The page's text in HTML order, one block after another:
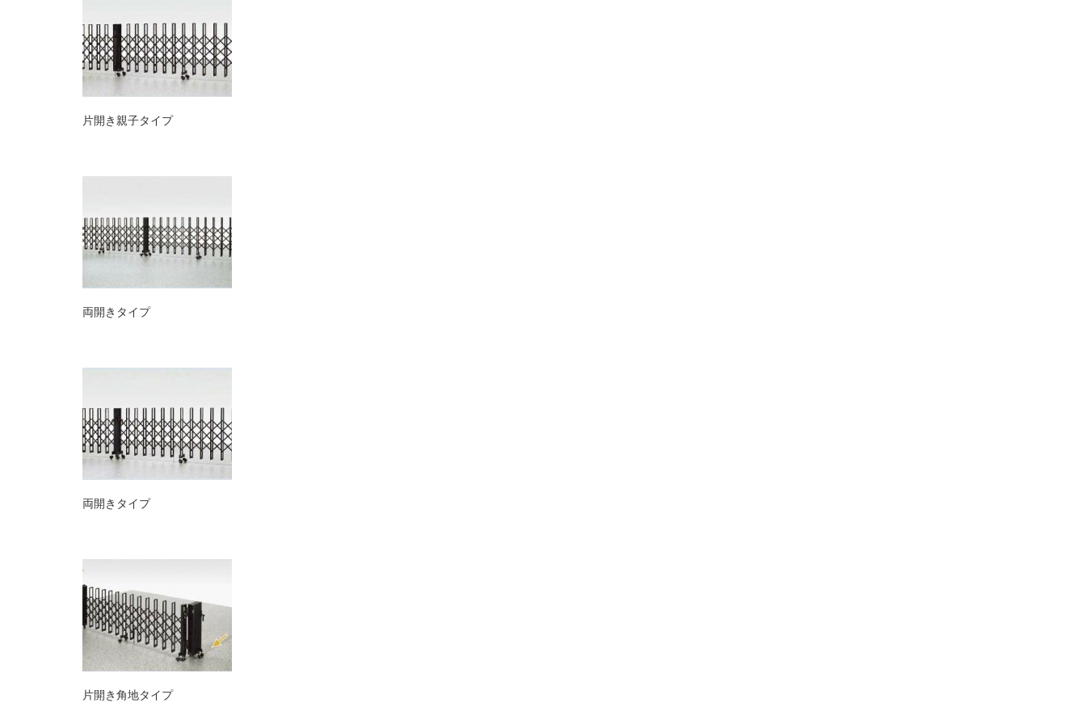
片開き親子タイプ
両開きタイプ
両開きタイプ
片開き角地タイプ